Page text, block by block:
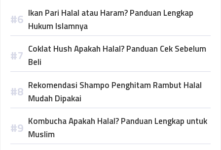
Ikan Pari Halal atau Haram? Panduan Lengkap
Hukum Islamnya
Coklat Hush Apakah Halal? Panduan Cek Sebelum
Beli
Rekomendasi Shampo Penghitam Rambut Halal
Mudah Dipakai
Kombucha Apakah Halal? Panduan Lengkap untuk
Muslim